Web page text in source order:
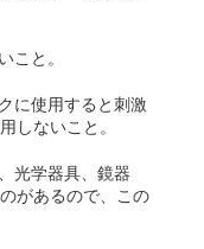
こと。
に使用すると刺激
しないこと。
光学器具、鏡器
があるので、この